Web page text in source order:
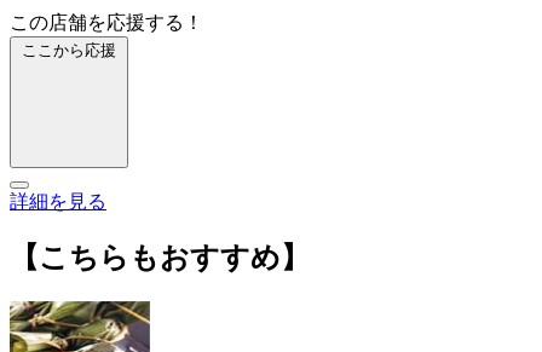
この店舗を応援する！
ここから応援
詳細を見る
【こちらもおすすめ】